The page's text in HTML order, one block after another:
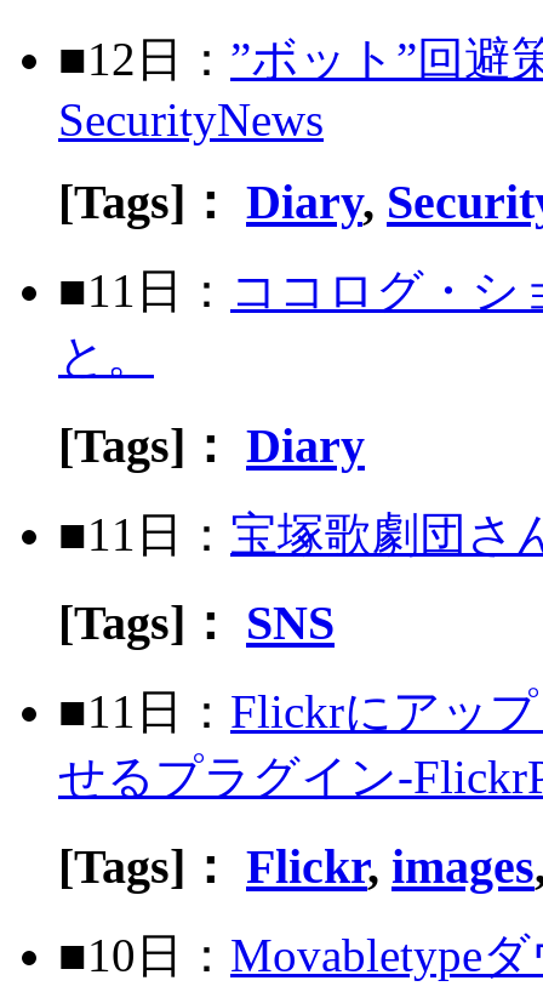
■12日： ”ボット”回避
SecurityNews
[Tags]： Diary,
■11日： ココログ・シ
と。
[Tags]： Diary
■11日： 宝塚歌劇団さ
[Tags]： SNS
■11日： Flickrにアッ
せるプラグイン-
[Tags]： Flickr, images
■10日： Movabletype